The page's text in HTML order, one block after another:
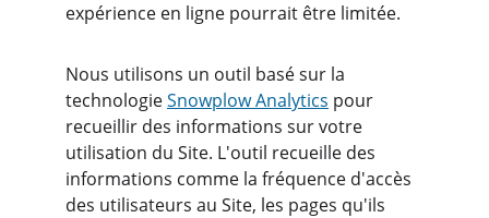
expérience en ligne pourrait être limitée.
Nous utilisons un outil basé sur la
technologie Snowplow Analytics pour
recueillir des informations sur votre
utilisation du Site. L'outil recueille des
informations comme la fréquence d'accès
des utilisateurs au Site, les pages qu'ils